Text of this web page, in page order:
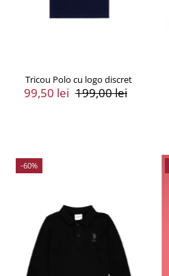
Tricou Polo cu logo discret
Preț
99,50 lei Preț
199,00 lei
-60%